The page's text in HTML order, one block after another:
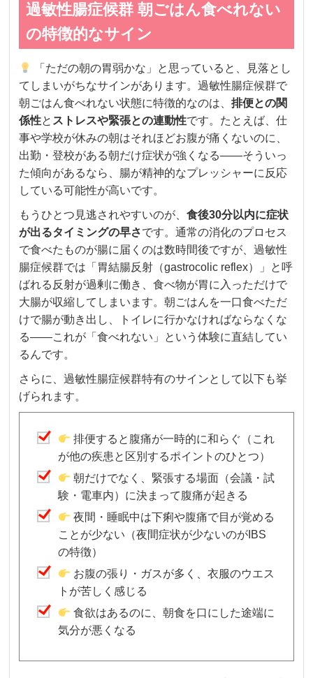
過敏性腸症候群 朝ごはん食べれない
の特徴的なサイン
「ただの朝の胃弱かな」と思っていると、見落とし
てしまいがちなサインがあります。過敏性腸症候群で
朝ごはん食べれない状態に特徴的なのは、排便との関
係性と ストレスや緊張との連動性です。たとえば、仕
事や学校が休みの朝はそれほどお腹が痛くないのに、
出勤・登校がある朝だけ症状が強くなる——そういっ
た傾向があるなら、腸が精神的なプレッシャーに反応
している可能性が高いです。
もうひとつ見逃されやすいのが、食後30分以内に症状
が出るタイミングの早さです。通常の消化のプロセス
で食べたものが腸に届くのは数時間後ですが、過敏性
腸症候群では「胃結腸反射（gastrocolic reflex）」と呼
ばれる反射が過剰に働き、食べ物が胃に入っただけで
大腸が収縮してしまいます。朝ごはんを一口食べただ
けで腸が動き出し、トイレに行かなければならなくな
る——これが「食べれない」という体験に直結してい
るんです。
さらに、過敏性腸症候群特有のサインとして以下も挙
げられます。
排便すると腹痛が一時的に和らぐ（これ
が他の疾患と区別するポイントのひとつ）
朝だけでなく、緊張する場面（会議・試
験・電車内）に決まって腹痛が起きる
夜間・睡眠中は下痢や腹痛で目が覚める
ことが少ない（夜間症状が少ないのがIBS
の特徴）
お腹の張り・ガスが多く、衣服のウエス
トが苦しく感じる
食欲はあるのに、朝食を口にした途端に
気分が悪くなる